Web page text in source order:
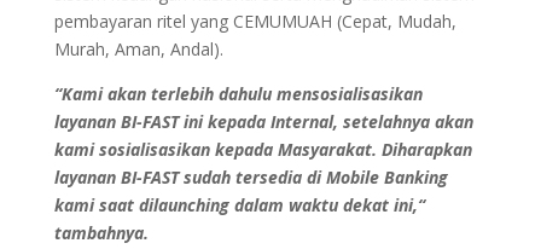
pembayaran ritel yang CEMUMUAH (Cepat, Mudah,
Murah, Aman, Andal).
“Kami akan terlebih dahulu mensosialisasikan
layanan BI-FAST ini kepada Internal, setelahnya akan
kami sosialisasikan kepada Masyarakat. Diharapkan
layanan BI-FAST sudah tersedia di Mobile Banking
kami saat dilaunching dalam waktu dekat ini,“
tambahnya.